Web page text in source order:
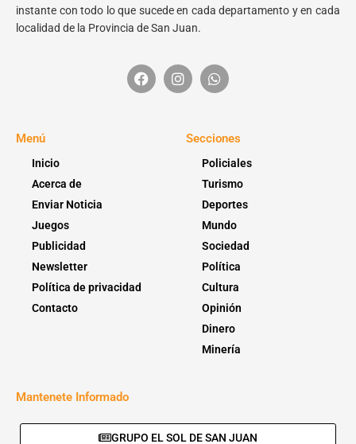
instante con todo lo que sucede en cada departamento y en cada
localidad de la Provincia de San Juan.
Menú
Inicio
Acerca de
Enviar Noticia
Juegos
Publicidad
Newsletter
Política de privacidad
Contacto
Secciones
Policiales
Turismo
Deportes
Mundo
Sociedad
Política
Cultura
Opinión
Dinero
Minería
Mantenete Informado
GRUPO EL SOL DE SAN JUAN